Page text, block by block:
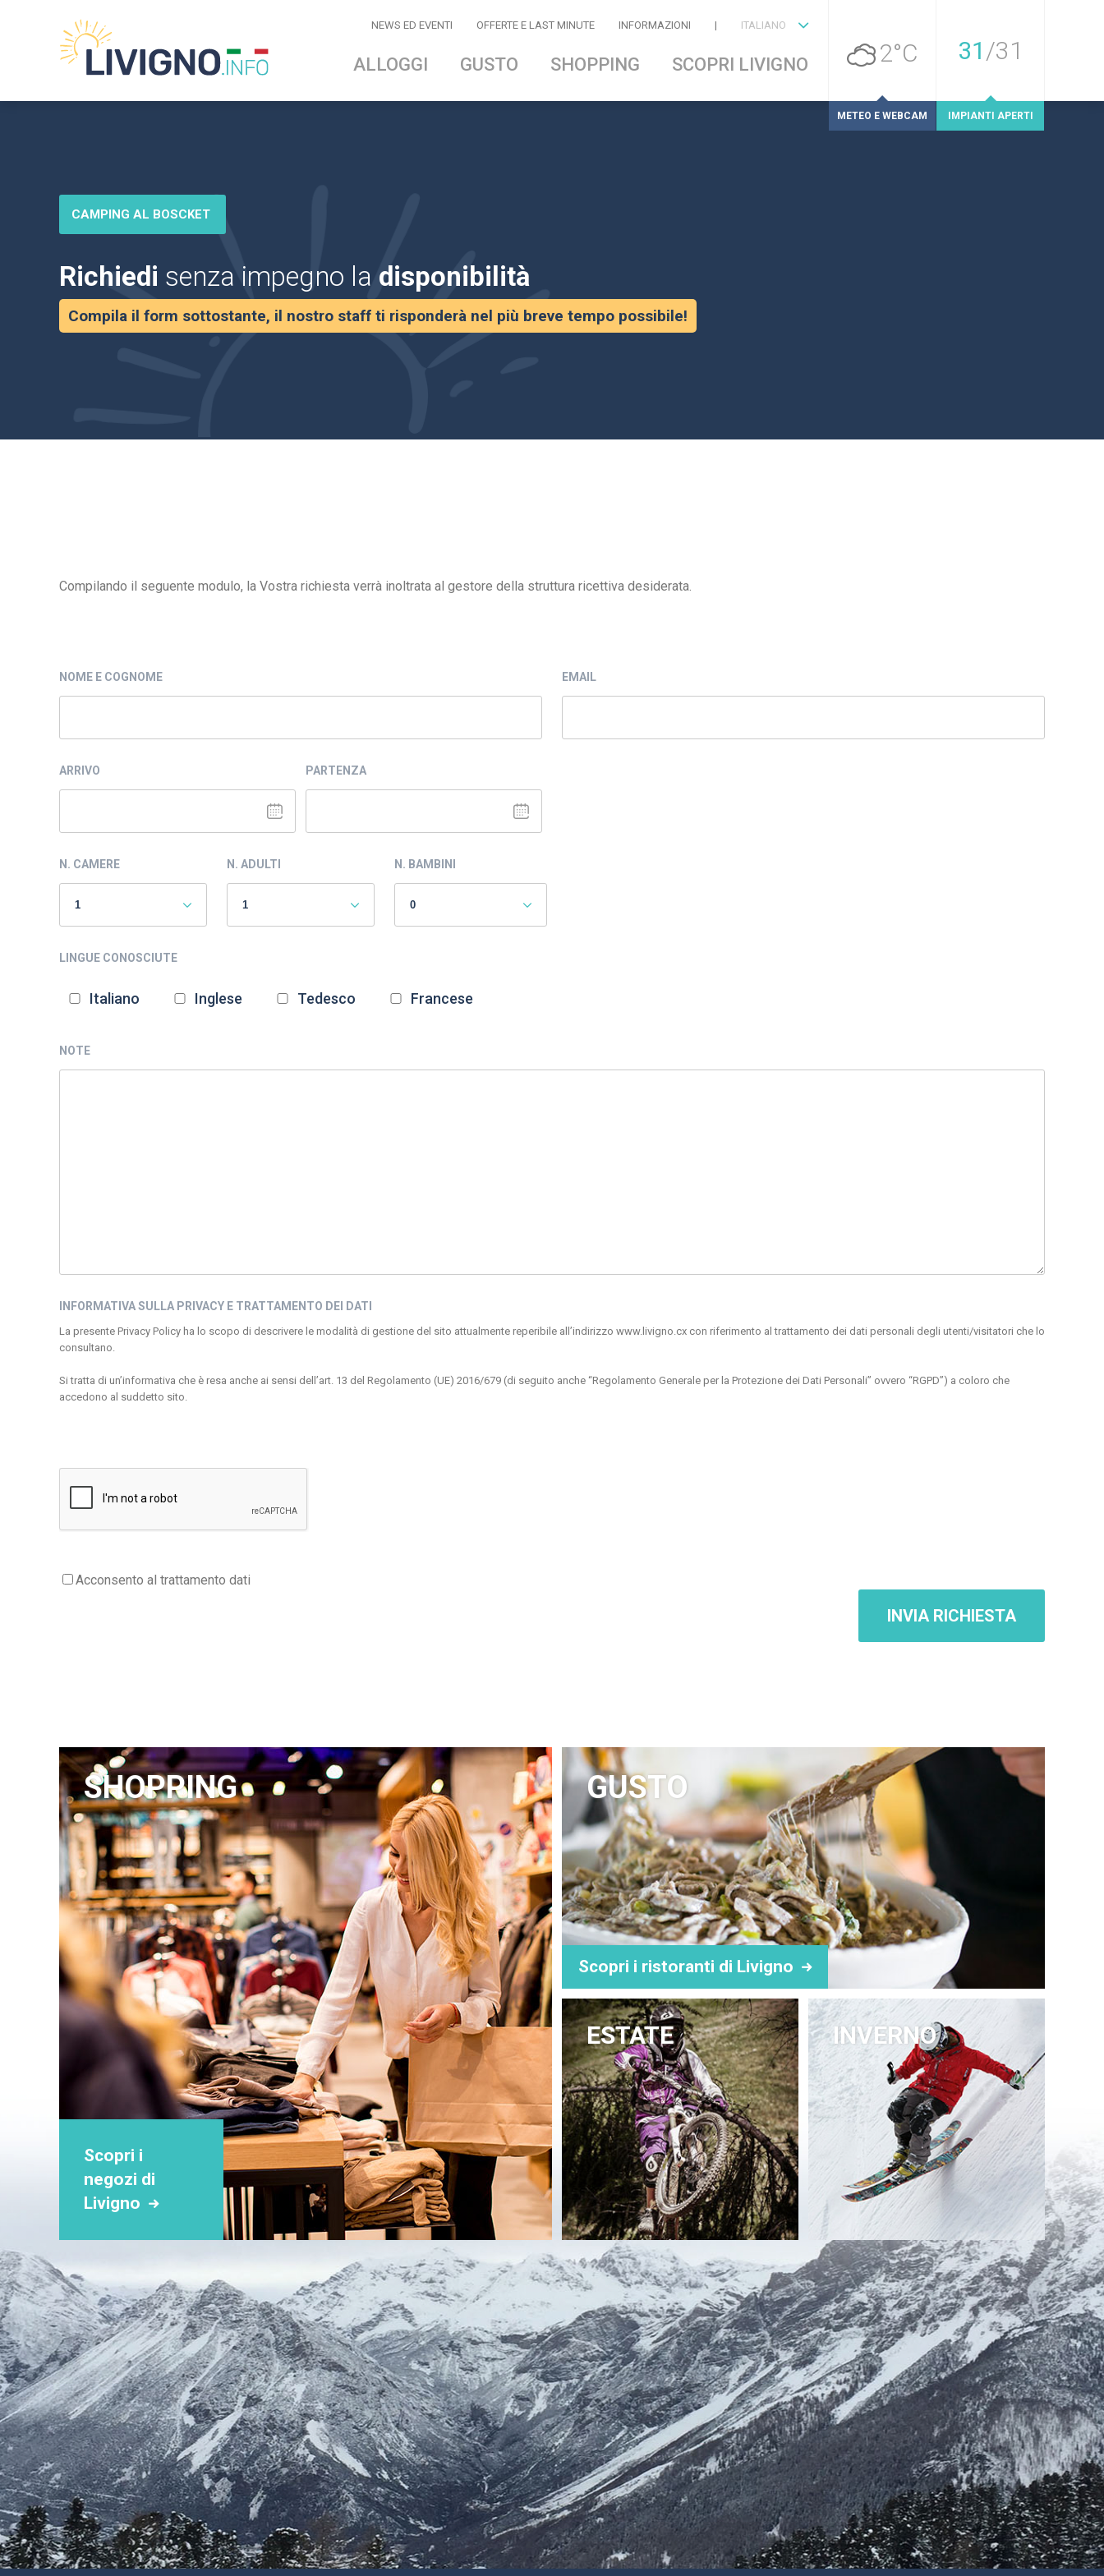
NEWS ED EVENTI OFFERTE E LAST MINUTE INFORMAZIONI | ITALIANO
ALLOGGI GUSTO SHOPPING SCOPRI LIVIGNO 2°C
METEO E WEBCAM
31 /31
IMPIANTI APERTI
CAMPING AL BOSCKET
Richiedi senza impegno la disponibilità
Compila il form sottostante, il nostro staff ti risponderà nel più breve tempo possibile!
Compilando il seguente modulo, la Vostra richiesta verrà inoltrata al gestore della struttura ricettiva desiderata.
NOME E COGNOME EMAIL
ARRIVO PARTENZA
N. CAMERE N. ADULTI N. BAMBINI
LINGUE CONOSCIUTE
Italiano Inglese Tedesco Francese
NOTE
INFORMATIVA SULLA PRIVACY E TRATTAMENTO DEI DATI
La presente Privacy Policy ha lo scopo di descrivere le modalità di gestione del sito attualmente reperibile all’indirizzo www.livigno.cx con riferimento al trattamento dei dati personali degli utenti/visitatori che lo
consultano.
Si tratta di un’informativa che è resa anche ai sensi dell’art. 13 del Regolamento (UE) 2016/679 (di seguito anche “Regolamento Generale per la Protezione dei Dati Personali” ovvero “RGPD”) a coloro che
accedono al suddetto sito.
dall’utente tramite appositi link.
Gli utenti/visitatori sono invitati a leggere attentamente la presente Privacy Policy prima di fornire qualsiasi tipo di informazione personale e/o compilare qualunque modulo elettronico presente sul sito stesso.
sul relativo trattamento ai sensi dell’art. 13 del RGPD la quale specificherà le modalità, le finalità ed i limiti del trattamento stesso.
Il Titolare del trattamento dei dati è Longa Net Service S.r.l., Via Olta 78 23041 Livigno SO, Italia email: info@longa.it e Appdigitali S.r.l., Via Caimi 38/A 23100, Sondrio SO, Italia, email: info@appdigitali.it
Si tratta di informazioni che per loro natura potrebbero, mediante associazioni ed elaborazioni con dati detenuti da terzi, permettere di identificare gli utenti/visitatori (ad es. indirizzo IP, nomi di domini dei
computer utilizzati dagli utenti/visitatori che si collegano al sito, ecc.).
Questi dati vengono utilizzati al solo fine di ricavare informazioni di tipo statistico (quindi sono anonimi) e per controllare il corretto funzionamento del sito.
2.2. Dati forniti volontariamente dagli utenti/visitatori
Qualora gli utenti/visitatori collegandosi a questo sito inviino propri dati personali per accedere a determinati servizi, ovvero, per effettuare richieste via posta elettronica, si avrà l’acquisizione di tali dati da
parte di Longa Net Service S.r.l. e Appdigitali S.r.l. e/o dei terzi unitamente ai quali Longa Net Service S.r.l. e Appdigitali S.r.l. potrebbe fornire il servizio richiesto dall’utente/visitatore; tali dati verranno trattati
esclusivamente per rispondere alla richiesta, ovvero per la fornitura del servizio in conformità con la presente Policy e le specifiche Informative privacy fornite in fase di adesione ai singoli servizi.
2.3. Finalità del trattamento per scopi di marketing diretto
Con il consenso specifico dell'interessato, Longa Net Service S.r.l. e Appdigitali S.r.l. potrà utilizzare i dati forniti volontariamente per attività di marketing diretto, per inviare materiale pubblicitario ed
informativo; compiere attività dirette di vendita o di collocamento di prodotti o servizi; inviare informazioni commerciali; effettuare comunicazioni commerciali interattive.
Per il trattamento di dati preordinato allo svolgimento di attività di marketing diretto è obbligatorio acquisire il consenso - specifico e separato - da parte dell'interessato, il quale è fin da ora informato che tale
conferimento è del tutto facoltativo e l'eventuale rifiuto non comporterà conseguenza alcuna (se non quella di impedire i trattamenti dei dati finalizzati al marketing diretto).
Per i trattamenti di cui ai nn. 2.4. si precisa che la base giuridica è rappresentata dal consenso espresso. Per i trattamenti di cui ai nn. 2.1 e 2.2. la base legale è rappresentata dalla esecuzione di servizi richiesti o
replicare alla richiesta degli utenti/visitatori.
3. Destinatari dei dati personali
Nessun dato derivante dal servizio web verrà comunicato o diffuso a soggetti terzi, salvo che per adempiere agli obblighi previsti da leggi, regolamenti o normative comunitarie.
I dati personali espressamente conferiti dagli utenti/visitatori verranno comunicati a terzi esclusivamente qualora la comunicazione sia necessaria per ottemperare alle richieste degli utenti/visitatori medesimi,
fermo restando quanto previsto nelle specifiche Informative dei singoli servizi.
4. Trasferimento dati a Paesi Terzi
Nell’ambito delle finalità indicare all’art. 3 della presente Informativa i dati Suoi dati personali non verranno comunicati/trasferiti a soggetti terzi stabiliti in Paesi non appartenenti all’Unione europea, fatto
eventualmente salvo quanto previsto per l’utilizzo dei Cookies.
5. Modalità del trattamento e periodo di conservazione dei dati
Il trattamento dei dati viene effettuato attraverso strumenti automatizzati (ad es. utilizzando procedure e supporti elettronici) e/o manualmente (ad es. su supporto cartaceo) per il tempo strettamente
necessario a conseguire gli scopi per i quali i dati sono stati raccolti e, comunque, in conformità alle disposizioni normative vigenti in materia.
I dati personali verranno conservati per il lasso di tempo strettamente necessario al perseguimento delle specifiche finalità del trattamento e, in particolare:
- per i dati indicati all’art. 2.1., per il tempo necessario allo svolgimento delle attività specificate, salvo eventuali accertamenti di reati informatici ai danni del sito;
- per i dati indicati all’art. 2.2., per il tempo necessario allo svolgimento dei servizi richiesti o replicare alle richieste effettuate, salvo eventuali accertamenti di reati informatici ai danni del sito; eventuali ulteriori
dettagli sulla conservazione dei dati in merito al singolo servizio o richiesta effettuata potranno essere fornite nelle informative specifiche del singolo servizio richiesto;
- per le finalità indicata all’art. 2.3. (marketing) per 24 (ventiquattro) mesi dal momento del rilascio dello specifico ed espresso consenso al trattamento da parte degli utenti/visitatori.
6. Diritti dell'Interessato
Gli utenti/visitatori potranno in qualsiasi momento esercitare i diretti di seguito indicati.
Acconsento al trattamento dati
INVIA RICHIESTA
SHOPPING
Scopri i
negozi di
Livigno
GUSTO
Scopri i ristoranti di Livigno
ESTATE INVERNO